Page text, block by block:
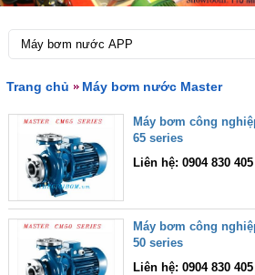
Trang chủ Máy bơm nước Master
Máy bơm công
65 series
Liên hệ: 0904 830 405
Máy bơm công
50 series
Liên hệ: 0904 830 405